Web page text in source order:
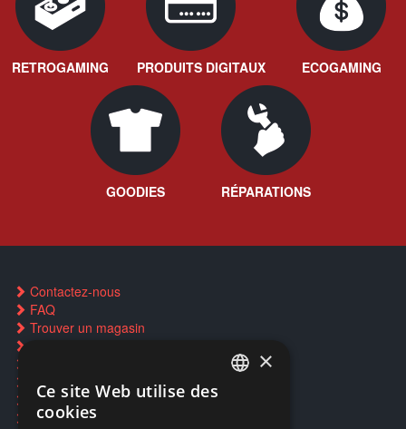
RETROGAMING PRODUITS DIGITAUX ECOGAMING
GOODIES RÉPARATIONS
Contactez-nous
FAQ
Trouver un magasin
Restauration CD griffés
Réparations & SAV
Smartpoints
×
Ce site Web utilise des
cookies